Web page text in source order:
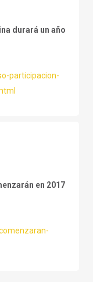
durará un año
participacion-
en 2017